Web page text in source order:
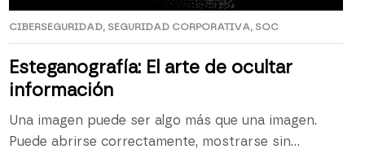
CIBERSEGURIDAD, SEGURIDAD CORPORATIVA, SOC
Esteganografía: El arte de ocultar
información
Una imagen puede ser algo más que una imagen.
Puede abrirse correctamente, mostrarse sin